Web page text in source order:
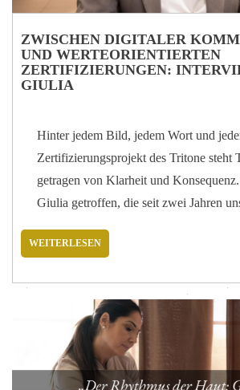
ZWISCHEN DIGITALER
UND WERTEORIENTIERTEN
ZERTIFIZIERUNGEN:
GIULIA
Hinter jedem Bild, jedem Wort und
Zertifizierungsprojekt des Tritone steht
getragen von Klarheit und
Giulia getroffen, die seit zwei Jahren
besser zu verstehen, wie sich thermale
übersetzen lässt. Wer sind Sie, welche
und welcher Weg hat Sie
Giulia, bin 26 Jahre alt und arbeite seit
im Hotel Tritone, wo ich für die
die digitale Identität des Hauses
WEITERLESEN